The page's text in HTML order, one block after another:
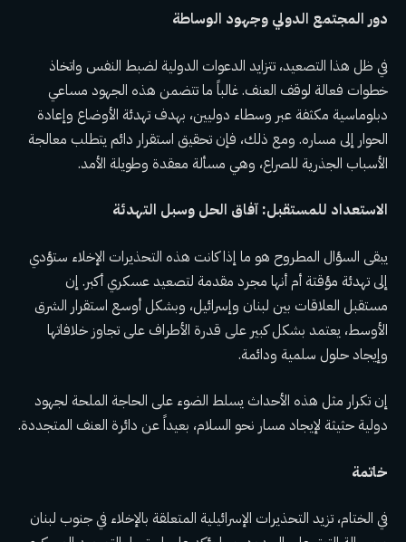
دور المجتمع الدولي وجهود الوساطة
في ظل هذا التصعيد، تتزايد الدعوات الدولية لضبط النفس واتخاذ
خطوات فعالة لوقف العنف. غالباً ما تتضمن هذه الجهود مساعي
دبلوماسية مكثفة عبر وسطاء دوليين، بهدف تهدئة الأوضاع وإعادة
الحوار إلى مساره. ومع ذلك، فإن تحقيق استقرار دائم يتطلب معالجة
الأسباب الجذرية للصراع، وهي مسألة معقدة وطويلة الأمد.
الاستعداد للمستقبل: آفاق الحل وسبل التهدئة
يبقى السؤال المطروح هو ما إذا كانت هذه التحذيرات الإخلاء ستؤدي
إلى تهدئة مؤقتة أم أنها مجرد مقدمة لتصعيد عسكري أكبر. إن
مستقبل العلاقات بين لبنان وإسرائيل، وبشكل أوسع استقرار الشرق
الأوسط، يعتمد بشكل كبير على قدرة الأطراف على تجاوز خلافاتها
وإيجاد حلول سلمية ودائمة.
إن تكرار مثل هذه الأحداث يسلط الضوء على الحاجة الملحة لجهود
دولية حثيثة لإيجاد مسار نحو السلام، بعيداً عن دائرة العنف المتجددة.
خاتمة
في الختام، تزيد التحذيرات الإسرائيلية المتعلقة بالإخلاء في جنوب لبنان